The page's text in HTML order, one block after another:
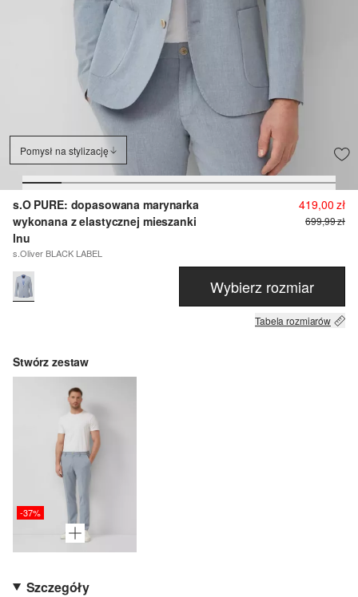
Pomysł na stylizację
s.O PURE: dopasowana marynarka
wykonana z elastycznej mieszanki
lnu
s.Oliver BLACK LABEL
419,00 zł
699,99 zł
Wybierz rozmiar
Tabela rozmiarów
Stwórz zestaw
-37%
Szczegóły